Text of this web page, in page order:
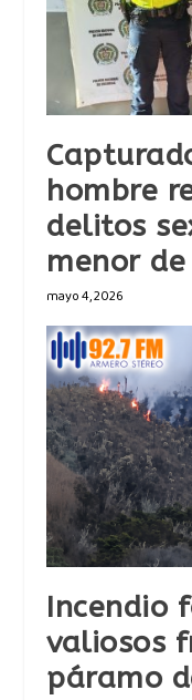
hombre
delitos
menor
mayo 4, 2026
Incendio
valiosos
páramo